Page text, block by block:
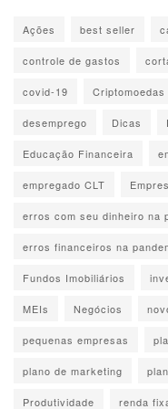
segunda-feira. Assim,
úteis suficientes para
No primeiro dia é
quadro) todas as
diferentes pontos de
Um exemplo: se sua
novo tipo de app de
produtividade. Visões
produtos
colocar o projeto
Essa é a hora de dar
Ações best seller
controle de gastos
covid-19 Criptomoedas
desemprego Dicas
Educação Financeira
empregado CLT
erros com seu dinheiro na
erros financeiros na
Fundos Imobiliários
MEIs Negócios
pequenas empresas
plano de marketing
Produtividade renda